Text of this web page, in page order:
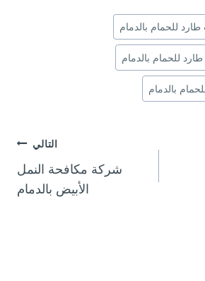
er
e
st
ar
e
للحمام بالدمام
للحمام بالدمام
بالدمام
التالي
شركة مكافحة النمل
الأبيض بالدمام